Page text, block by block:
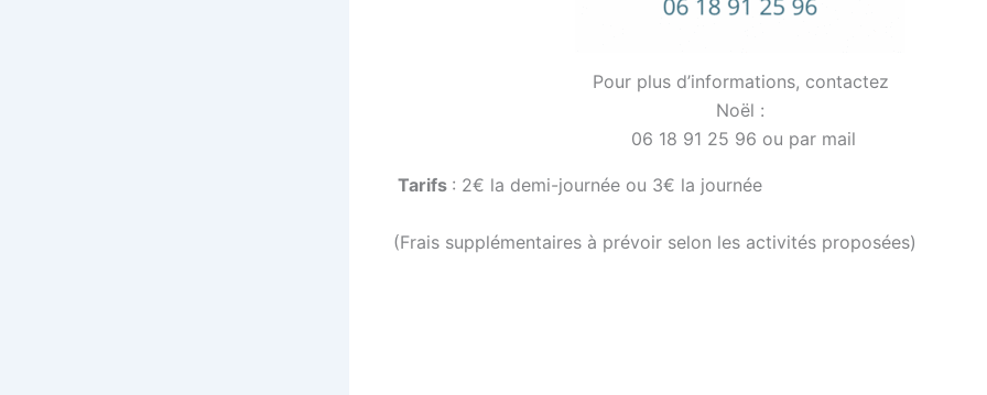
Pour plus d’informations, contactez
Noël :
06 18 91 25 96 ou par mail
Tarifs : 2€ la demi-journée ou 3€ la journée
(Frais supplémentaires à prévoir selon les activités proposées)